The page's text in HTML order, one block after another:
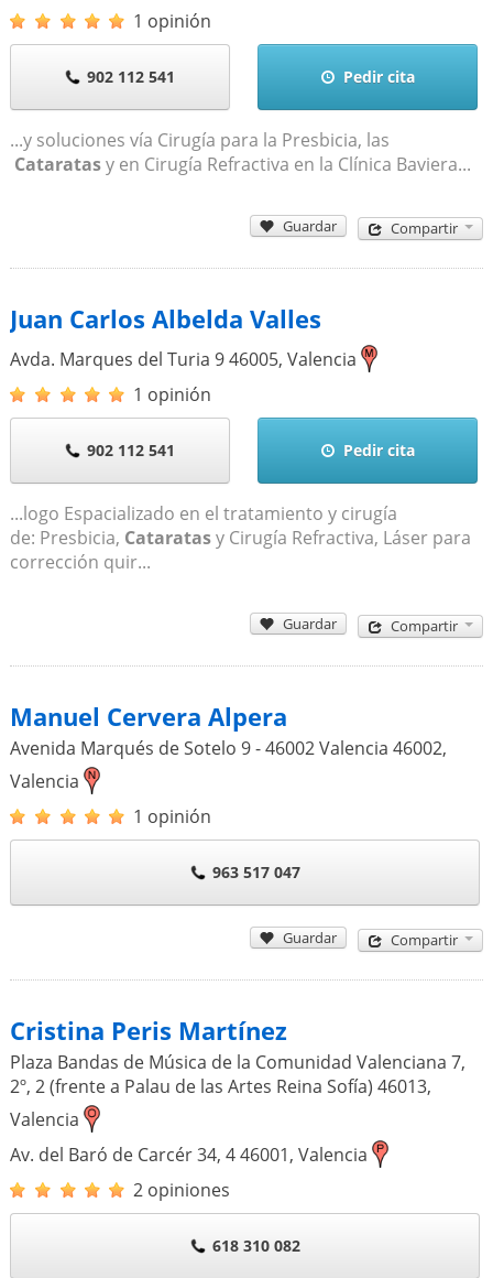
1 opinión
902 112 541 Pedir cita
...y soluciones vía Cirugía para la Presbicia, las
Cataratasy en Cirugía Refractiva en la Clínica Baviera...
Guardar Compartir
Juan Carlos Albelda Valles
Avda. Marques del Turia 946005, Valencia
1 opinión
902 112 541 Pedir cita
...logo Espacializado en el tratamiento y cirugía
de: Presbicia, Cataratasy Cirugía Refractiva, Láser para
corrección quir...
Guardar Compartir
Manuel Cervera Alpera
Avenida Marqués de Sotelo 9 - 46002 Valencia 46002,
Valencia
1 opinión
963 517 047
Guardar Compartir
Cristina Peris Martínez
Plaza Bandas de Música de la Comunidad Valenciana 7,
2º, 2 (frente a Palau de las Artes Reina Sofía) 46013,
Valencia
Av. del Baró de Carcér 34, 446001, Valencia
2 opiniones
618 310 082